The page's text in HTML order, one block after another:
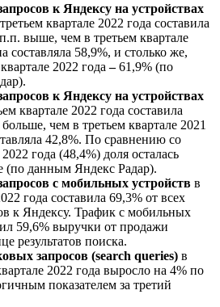
к Яндексу на устройствах
квартале 2022 года составила
выше, чем в третьем квартале
составляла 58,9%, и столько же,
2022 года–61,9% (по
к Яндексу на устройствах
квартале 2022 года составила
чем в третьем квартале 2021
42,8%. По сравнению со
года (48,4%) доля осталась
(по данным Яндекс Радар).
с мобильных устройств в
года составила 69,3% от всех
к Яндексу. Трафик с мобильных
59,6% выручки от продажи
результатов поиска.
запросов (search queries) в
2022 года выросло на 4% по
показателем за третий